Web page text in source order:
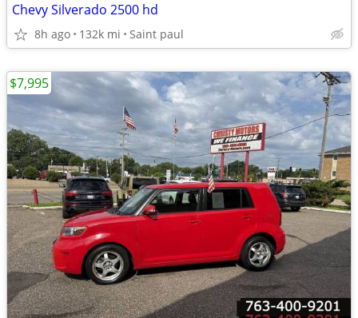
Chevy Silverado 2500 hd
8h ago 132k mi Saint paul
$7,995